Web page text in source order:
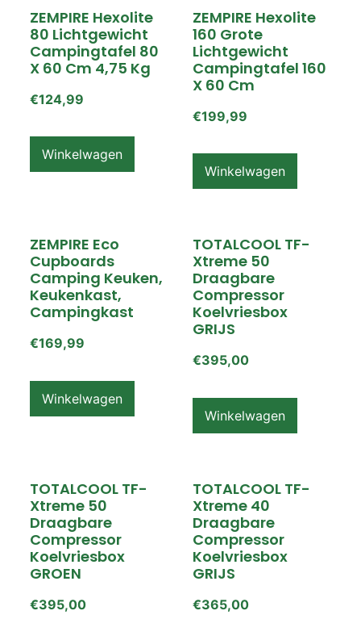
ZEMPIRE Hexolite
80 Lichtgewicht
Campingtafel 80
X 60 Cm 4,75 Kg
€124,99
Winkelwagen
ZEMPIRE Hexolite
160 Grote
Lichtgewicht
Campingtafel 160
X 60 Cm
€199,99
Winkelwagen
ZEMPIRE Eco
Cupboards
Camping Keuken,
Keukenkast,
Campingkast
€169,99
Winkelwagen
TOTALCOOL TF-
Xtreme 50
Draagbare
Compressor
Koelvriesbox
GRIJS
€395,00
Winkelwagen
TOTALCOOL TF-
Xtreme 50
Draagbare
Compressor
Koelvriesbox
GROEN
€395,00
TOTALCOOL TF-
Xtreme 40
Draagbare
Compressor
Koelvriesbox
GRIJS
€365,00